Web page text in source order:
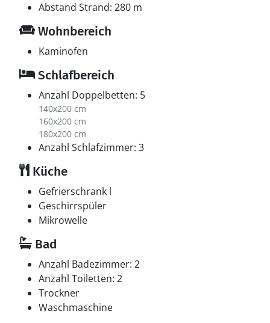
Abstand Strand: 280 m
Wohnbereich
Kaminofen
Schlafbereich
Anzahl Doppelbetten: 5
140x200 cm
160x200 cm
180x200 cm
Anzahl Schlafzimmer: 3
Küche
Gefrierschrank l
Geschirrspüler
Mikrowelle
Bad
Anzahl Badezimmer: 2
Anzahl Toiletten: 2
Trockner
Waschmaschine